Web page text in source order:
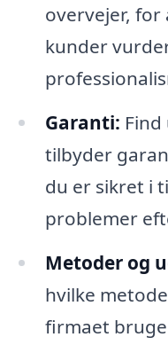
overvejer,
kunder
Garanti:
tilbyder
du er sikret i
problemer
Metoder og
hvilke
firmaet